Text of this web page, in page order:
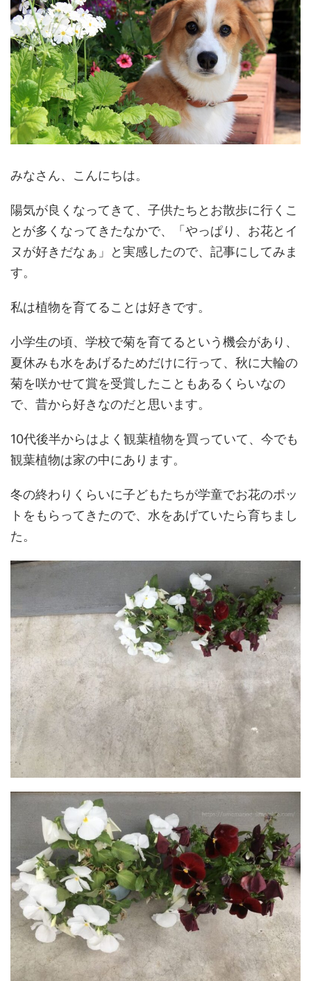
みなさん、こんにちは。
陽気が良くなってきて、子供たちとお散歩に行くこ
とが多くなってきたなかで、「やっぱり、お花とイ
ヌが好きだなぁ」と実感したので、記事にしてみま
す。
私は植物を育てることは好きです。
小学生の頃、学校で菊を育てるという機会があり、
夏休みも水をあげるためだけに行って、秋に大輪の
菊を咲かせて賞を受賞したこともあるくらいなの
で、昔から好きなのだと思います。
10代後半からはよく観葉植物を買っていて、今でも
観葉植物は家の中にあります。
冬の終わりくらいに子どもたちが学童でお花のポッ
トをもらってきたので、水をあげていたら育ちまし
た。